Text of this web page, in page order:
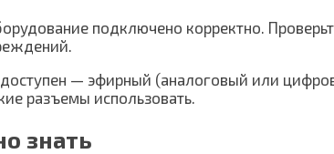
подключено корректно.
— эфирный (аналоговый или
разъемы использовать.
знать